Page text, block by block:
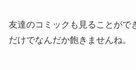
友達のコミックも見ることがで
だけでなんだか飽きませんね。